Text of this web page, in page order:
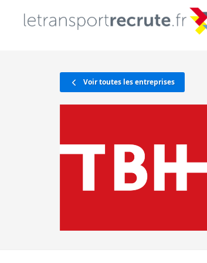
Voir toutes les entreprises